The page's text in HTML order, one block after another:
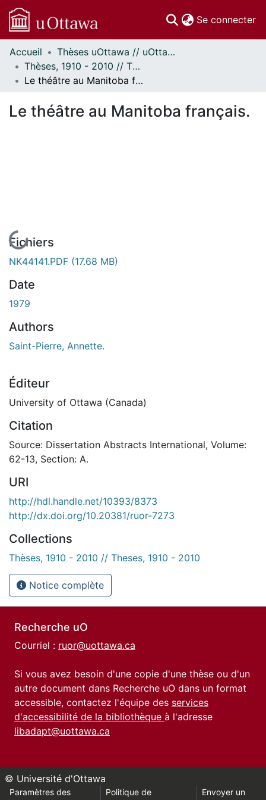
Se connecter
Communautés
et collections
Parcourir
À propos
Accueil
Thèses uOttawa // uOttawa Theses
Thèses, 1910 - 2010 // Theses, 1910 - 2010
Le théâtre au Manitoba français.
Le théâtre au Manitoba français.
En cours de chargement...
Fichiers
NK44141.PDF (17.68 MB)
Date
1979
Authors
Saint-Pierre, Annette.
Éditeur
University of Ottawa (Canada)
Citation
Source: Dissertation Abstracts International, Volume:
62-13, Section: A.
URI
http://hdl.handle.net/10393/8373
http://dx.doi.org/10.20381/ruor-7273
Collections
Thèses, 1910 - 2010 // Theses, 1910 - 2010
Notice complète
Recherche uO
Courriel : ruor@uottawa.ca
Si vous avez besoin d'une copie d'une thèse ou d'un
autre document dans Recherche uO dans un format
accessible, contactez l'équipe des services
d'accessibilité de la bibliothèque à l'adresse
libadapt@uottawa.ca
© Université d'Ottawa
Paramètres des
Politique de
Envoyer un